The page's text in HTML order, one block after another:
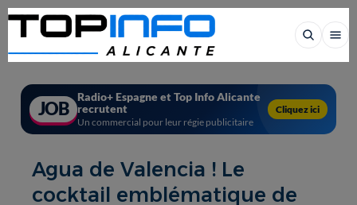
JOB
Radio+ Espagne et Top Info Alicante
recrutent
Un commercial pour leur régie publicitaire
Cliquez ici
Agua de Valencia ! Le
cocktail emblématique de